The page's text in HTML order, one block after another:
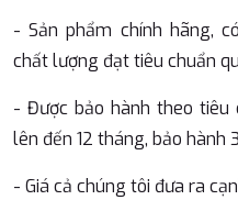
- Sản phẩm chính hãng,
chất lượng đạt tiêu chuẩn
- Được bảo hành theo tiêu
lên đến 12 tháng, bảo hành
- Giá cả chúng tôi đưa ra